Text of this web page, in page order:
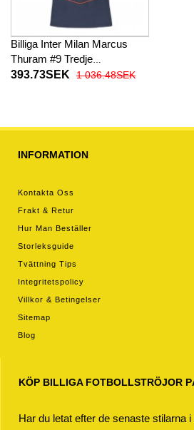
Billiga Inter Milan Marcus
Thuram #9 Tredje
fotbollskläder Dam 2025-26
393.73SEK 1 036.48SEK
INFORMATION
Kontakta Oss
Frakt & Retur
Hur Man Beställer
Storleksguide
Tvättning Tips
Integritetspolicy
Villkor & Betingelser
Sitemap
Blog
KÖP BILLIGA FOTBOLLSTRÖJOR
Har du letat efter de senaste stilarna i